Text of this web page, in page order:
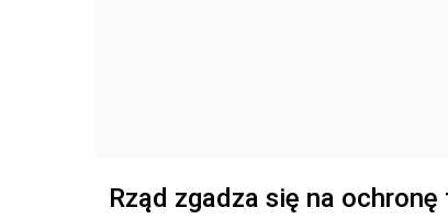
Rząd zgadza się na